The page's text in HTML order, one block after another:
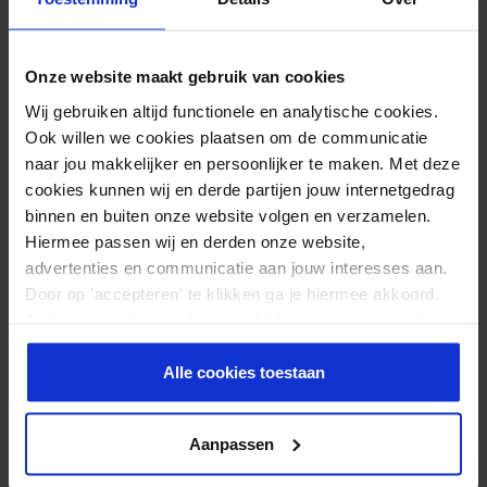
Onze website maakt gebruik van cookies
Wij gebruiken altijd functionele en analytische cookies.
Ook willen we cookies plaatsen om de communicatie
naar jou makkelijker en persoonlijker te maken. Met deze
cookies kunnen wij en derde partijen jouw internetgedrag
binnen en buiten onze website volgen en verzamelen.
Hiermee passen wij en derden onze website,
advertenties en communicatie aan jouw interesses aan.
Door op 'accepteren' te klikken ga je hiermee akkoord.
er meer over in onsprivacy beleid.
Alle cookies toestaan
Aanpassen
auswaschbar. nachdem trocken die Bänder erneut pudern.
Sehen Sie sich auch das komplette Widerstandsband set 1,2m
an.
Zusätzliche Informationen
Leicht
Material 100% latex
Matchu Sports